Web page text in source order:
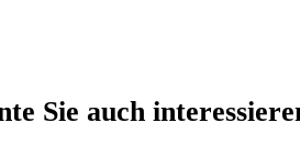
Sie auch